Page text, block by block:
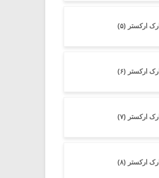
ارکستر (۵)
ارکستر (۶)
ارکستر (۷)
ارکستر (۸)